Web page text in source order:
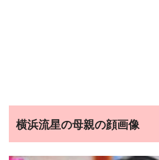
横浜流星の母親の顔画像